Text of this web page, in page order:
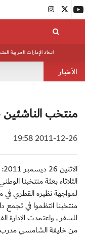
اتحاد الإمارات العربية
الأخبار
منتخب الناشئين 95 يغادر إلى الدوحة غداً
2011-12-26 19:58
لمواجهة نظيره القطري في
منتخبنا انتظموا في تجمع
للسفر , واعتمدت الإدارة